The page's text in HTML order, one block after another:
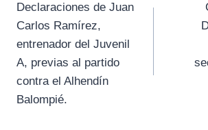
i
r
e
n
e
r
i
n
k
de
entradas
Declaraciones de Juan
Carlos Ramírez,
entrenador del Juvenil
A, previas al partido
contra el Alhendín
Balompié.